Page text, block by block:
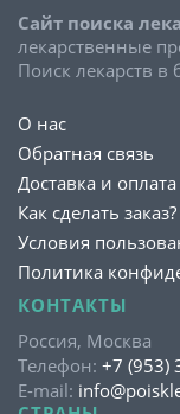
Сайт поиска
лекарственные
Поиск лекарств в
О нас
Обратная связь
Доставка и оплата
Как сделать заказ?
Условия
Политика
КОНТАКТЫ
Россия, Москва
Телефон: +7 (953)
E-mail: